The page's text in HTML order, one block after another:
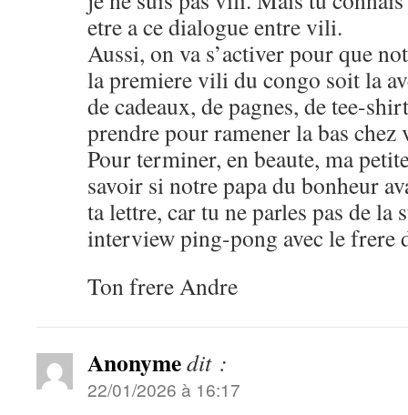
etre a ce dialogue entre vili.
Aussi, on va s’activer pour que
la premiere vili du congo soit la
de cadeaux, de pagnes, de tee-
prendre pour ramener la bas chez
Pour terminer, en beaute, ma
savoir si notre papa du bonheur
ta lettre, car tu ne parles pas de la
interview ping-pong avec le frere
Ton frere Andre
Anonymedit :
22/01/2026 à 16:17